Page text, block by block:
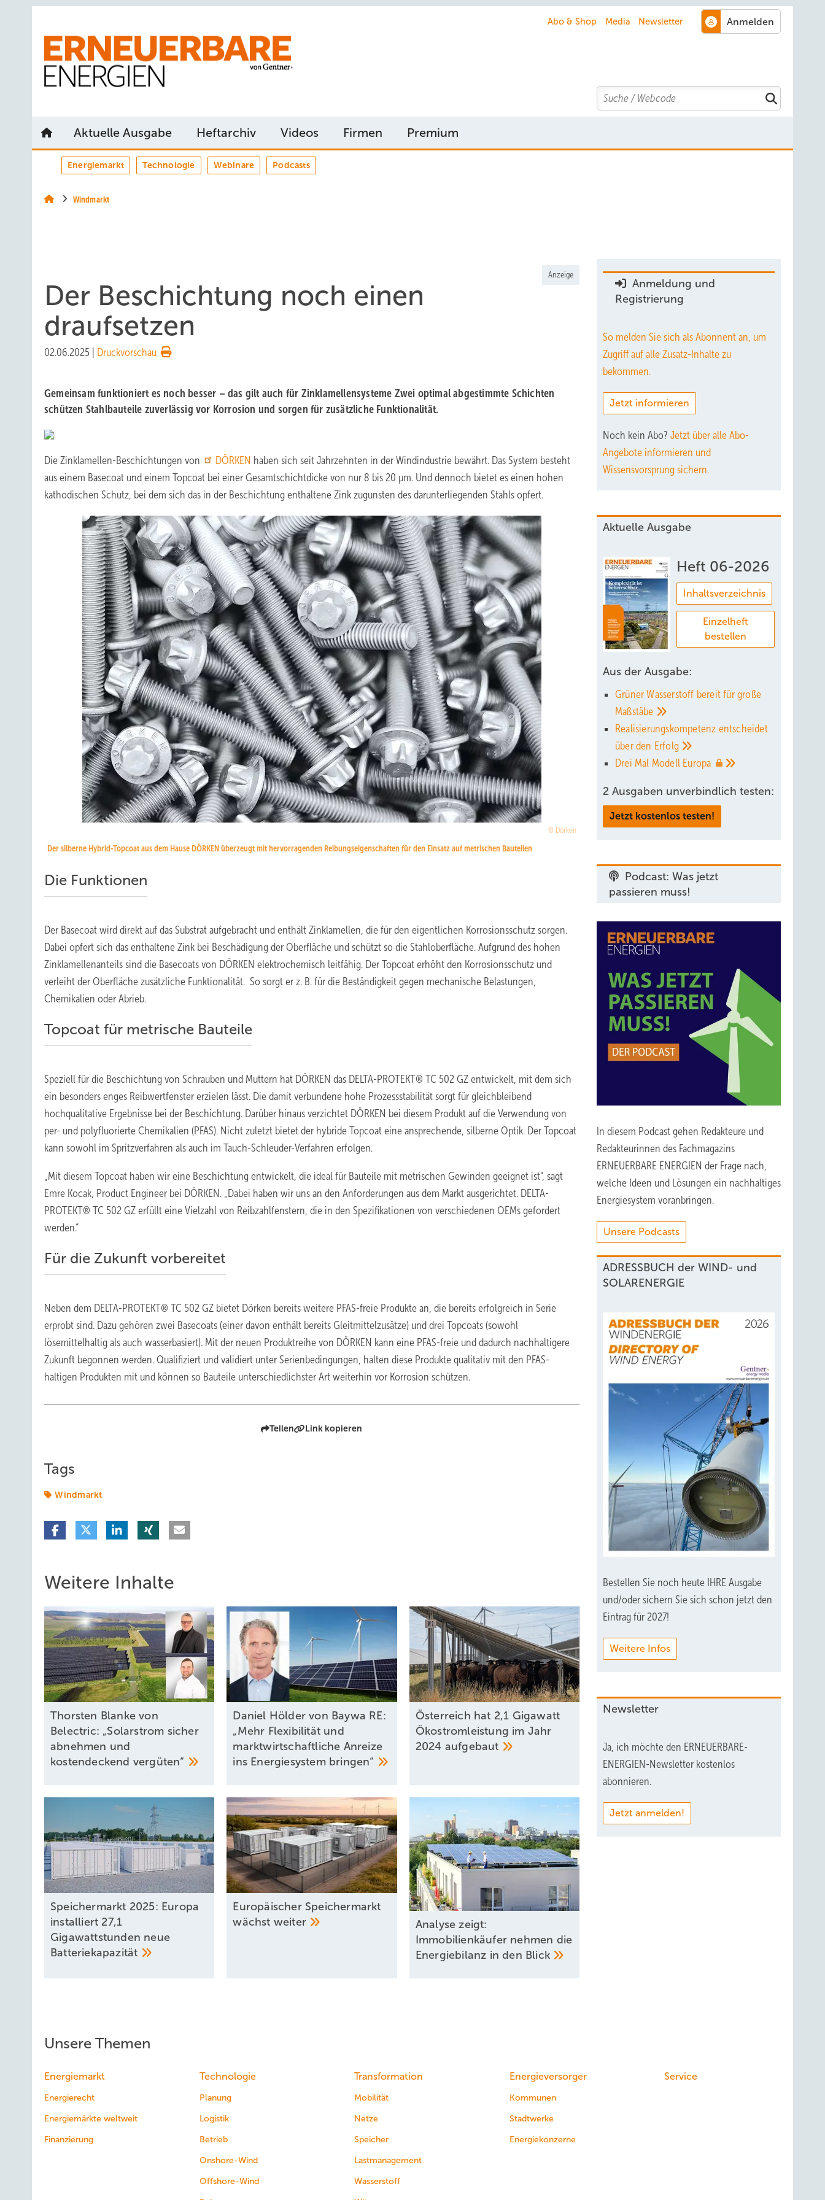
Abo & Shop Media Newsletter
Search
Aktuelle Ausgabe Heftarchiv Videos Firmen Premium
Energiemarkt Technologie Webinare Podcasts
Windmarkt
Anzeige
Der Beschichtung noch einen
draufsetzen
02.06.2025 Druckvorschau
Gemeinsam funktioniert es noch besser – das gilt auch für Zinklamellensysteme Zwei optimal abgestimmte Schichten
schützen Stahlbauteile zuverlässig vor Korrosion und sorgen für zusätzliche Funktionalität.
Die Zinklamellen-Beschichtungen von DÖRKEN haben sich seit Jahrzehnten in der Windindustrie bewährt. Das System besteht
aus einem Basecoat und einem Topcoat bei einer Gesamtschichtdicke von nur 8 bis 20 µm. Und dennoch bietet es einen hohen
kathodischen Schutz, bei dem sich das in der Beschichtung enthaltene Zink zugunsten des darunterliegenden Stahls opfert.
Dörken
Der silberne Hybrid-Topcoat aus dem Hause DÖRKEN überzeugt mit hervorragenden Reibungseigenschaften für den Einsatz auf metrischen Bauteilen
Die Funktionen
Der Basecoat wird direkt auf das Substrat aufgebracht und enthält Zinklamellen, die für den eigentlichen Korrosionsschutz sorgen.
Dabei opfert sich das enthaltene Zink bei Beschädigung der Oberfläche und schützt so die Stahloberfläche. Aufgrund des hohen
Zinklamellenanteils sind die Basecoats von DÖRKEN elektrochemisch leitfähig. Der Topcoat erhöht den Korrosionsschutz und
verleiht der Oberfläche zusätzliche Funktionalität. So sorgt er z. B. für die Beständigkeit gegen mechanische Belastungen,
Chemikalien oder Abrieb.
Topcoat für metrische Bauteile
Speziell für die Beschichtung von Schrauben und Muttern hat DÖRKEN das DELTA-PROTEKT® TC 502 GZ entwickelt, mit dem sich
ein besonders enges Reibwertfenster erzielen lässt. Die damit verbundene hohe Prozessstabilität sorgt für gleichbleibend
hochqualitative Ergebnisse bei der Beschichtung. Darüber hinaus verzichtet DÖRKEN bei diesem Produkt auf die Verwendung von
per- und polyfluorierte Chemikalien (PFAS). Nicht zuletzt bietet der hybride Topcoat eine ansprechende, silberne Optik. Der Topcoat
kann sowohl im Spritzverfahren als auch im Tauch-Schleuder-Verfahren erfolgen.
„Mit diesem Topcoat haben wir eine Beschichtung entwickelt, die ideal für Bauteile mit metrischen Gewinden geeignet ist“, sagt
Emre Kocak, Product Engineer bei DÖRKEN. „Dabei haben wir uns an den Anforderungen aus dem Markt ausgerichtet. DELTA-
PROTEKT® TC 502 GZ erfüllt eine Vielzahl von Reibzahlfenstern, die in den Spezifikationen von verschiedenen OEMs gefordert
werden.“
Für die Zukunft vorbereitet
Neben dem DELTA-PROTEKT® TC 502 GZ bietet Dörken bereits weitere PFAS-freie Produkte an, die bereits erfolgreich in Serie
erprobt sind. Dazu gehören zwei Basecoats (einer davon enthält bereits Gleitmittelzusätze) und drei Topcoats (sowohl
lösemittelhaltig als auch wasserbasiert). Mit der neuen Produktreihe von DÖRKEN kann eine PFAS-freie und dadurch nachhaltigere
Zukunft begonnen werden. Qualifiziert und validiert unter Serienbedingungen, halten diese Produkte qualitativ mit den PFAS-
haltigen Produkten mit und können so Bauteile unterschiedlichster Art weiterhin vor Korrosion schützen.
Teilen Link kopieren
Tags
Windmarkt
Weitere Inhalte
Thorsten Blanke von
Belectric: „Solarstrom sicher
abnehmen und
kostendeckend vergüten“
Daniel Hölder von Baywa RE:
„Mehr Flexibilität und
marktwirtschaftliche Anreize
ins Energiesystem bringen“
Österreich hat 2,1 Gigawatt
Ökostromleistung im Jahr
2024 aufgebaut
Speichermarkt 2025: Europa
installiert 27,1
Gigawattstunden neue
Batteriekapazität
Europäischer Speichermarkt
wächst weiter
Analyse zeigt:
Immobilienkäufer nehmen die
Energiebilanz in den Blick
Anmeldung und
Registrierung
So melden Sie sich als Abonnent an, um
Zugriff auf alle Zusatz-Inhalte zu
bekommen.
Jetzt informieren
Noch kein Abo? Jetzt über alle Abo-
Angebote informieren und
Wissensvorsprung sichern.
Aktuelle Ausgabe
Heft 06-2026
Inhaltsverzeichnis
Einzelheft
bestellen
Aus der Ausgabe:
Grüner Wasserstoff bereit für große
Maßstäbe
Realisierungskompetenz entscheidet
über den Erfolg
Drei Mal Modell Europa
2 Ausgaben unverbindlich testen:
Jetzt kostenlos testen!
Podcast: Was jetzt
passieren muss!
In diesem Podcast gehen Redakteure und
Redakteurinnen des Fachmagazins
ERNEUERBARE ENERGIEN der Frage nach,
welche Ideen und Lösungen ein nachhaltiges
Energiesystem voranbringen.
Unsere Podcasts
ADRESSBUCH der WIND- und
SOLARENERGIE
Bestellen Sie noch heute IHRE Ausgabe
und/oder sichern Sie sich schon jetzt den
Eintrag für 2027!
Weitere Infos
Newsletter
Ja, ich möchte den ERNEUERBARE-
ENERGIEN-Newsletter kostenlos
abonnieren.
Jetzt anmelden!
Unsere Themen
Energiemarkt
Energierecht
Energiemärkte weltweit
Finanzierung
Technologie
Planung
Logistik
Betrieb
Onshore-Wind
Offshore-Wind
Transformation
Mobilität
Netze
Speicher
Lastmanagement
Wasserstoff
Energieversorger
Kommunen
Stadtwerke
Energiekonzerne
Service